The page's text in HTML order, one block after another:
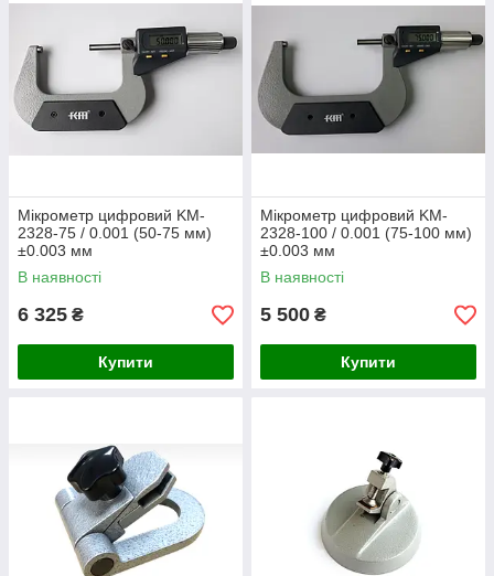
Мікрометр цифровий KM-
2328-75 / 0.001 (50-75 мм)
±0.003 мм
В наявності
6 325 ₴
Купити
Мікрометр цифровий KM-
2328-100 / 0.001 (75-100 мм)
±0.003 мм
В наявності
5 500 ₴
Купити